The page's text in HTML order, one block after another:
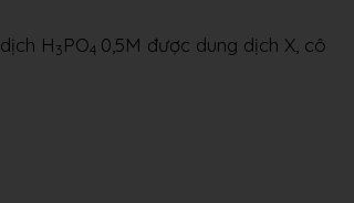
H3PO4 0,5M được dung dịch X, cô